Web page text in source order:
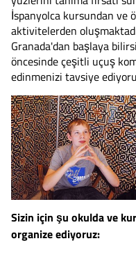
İspanyolca kursundan ve
aktivitelerden
Granada'dan başlaya
öncesinde çeşitli uçuş
edinmenizi tavsiye
Sizin için şu okulda ve
organize ediyoruz: